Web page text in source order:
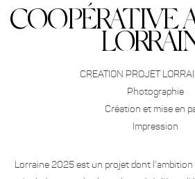
COOPÉRATIVE
CREATION PROJET
Photographie
Création et mise en
Impression
Lorraine 2025 est un projet dont l’ambition